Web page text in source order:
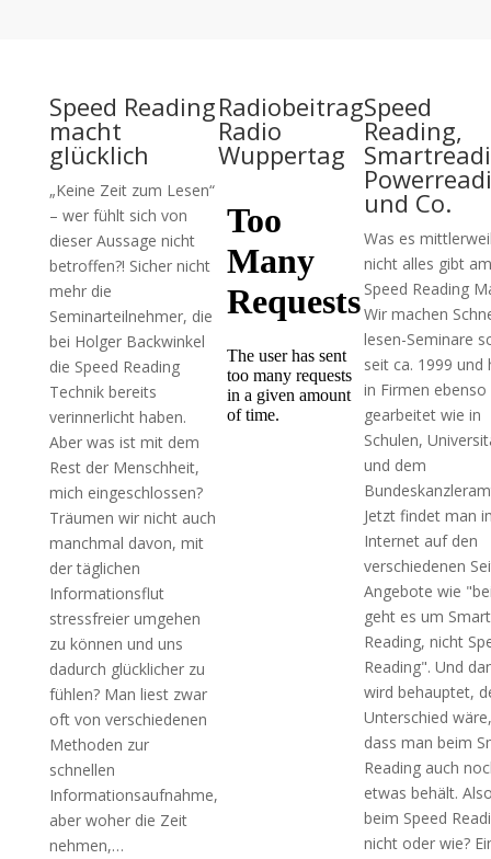
Speed Reading
macht
glücklich
„Keine Zeit zum Lesen“
– wer fühlt sich von
dieser Aussage nicht
betroffen?! Sicher nicht
mehr die
Seminarteilnehmer, die
bei Holger Backwinkel
die Speed Reading
Technik bereits
verinnerlicht haben.
Aber was ist mit dem
Rest der Menschheit,
mich eingeschlossen?
Träumen wir nicht auch
manchmal davon, mit
der täglichen
Informationsflut
stressfreier umgehen
zu können und uns
dadurch glücklicher zu
fühlen? Man liest zwar
oft von verschiedenen
Methoden zur
schnellen
Informationsaufnahme,
aber woher die Zeit
nehmen,…
Radiobeitrag
Radio
Wuppertag
Speed
Reading,
und Co.
Was es
nicht alles gibt am
Speed Reading
Wir machen
lesen-Seminare
seit ca. 1999 und
in Firmen ebenso
gearbeitet wie in
Schulen,
und dem
Jetzt findet man
Internet auf den
verschiedenen
Angebote wie
geht es um
Reading, nicht
Reading". Und
wird behauptet,
Unterschied wäre,
dass man beim
Reading auch
etwas behält.
beim Speed
nicht oder wie?